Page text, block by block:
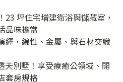
23 坪住宅增建衛浴與儲藏室，
品味擔當
繹，線性、金屬、與石材交織
天別墅！享受療癒公領域、開
套房規格